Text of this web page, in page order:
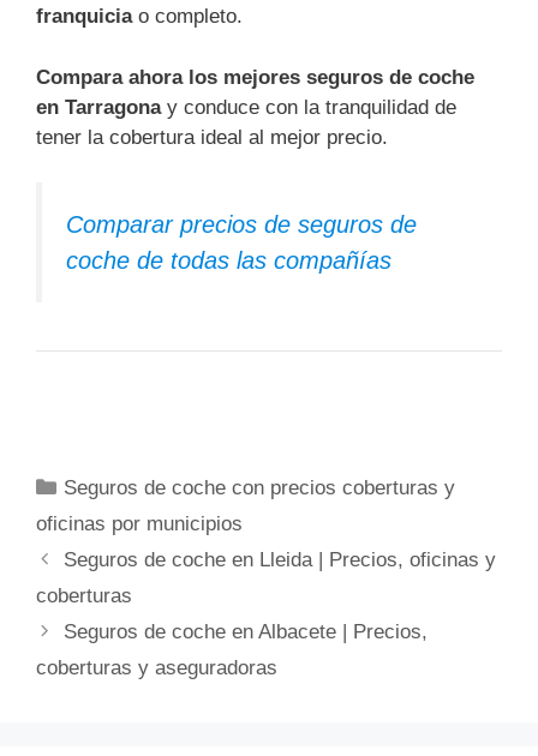
franquiciao completo.
Compara ahora los mejores seguros de coche
en Tarragonay conduce con la tranquilidad de
tener la cobertura ideal al mejor precio.
Comparar precios de seguros de
coche de todas las compañías
Categorías
Seguros de coche con precios coberturas y
oficinas por municipios
Seguros de coche en Lleida | Precios, oficinas y
coberturas
Seguros de coche en Albacete | Precios,
coberturas y aseguradoras